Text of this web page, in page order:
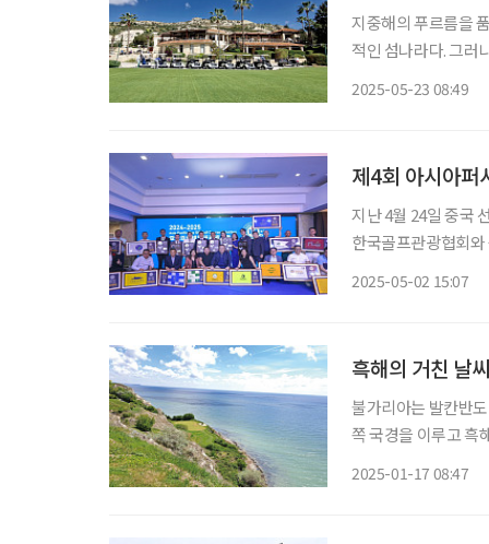
지중해의 푸르름을
적인 섬나라다. 그러나
2025-05-23 08:49
제4회 아시아
지난 4월 24일 중국
한국골프관광협회
2025-05-02 15:07
흑해의 거친 날
불가리아는 발칸반
쪽 국경을 이루고 흑
2025-01-17 08:47